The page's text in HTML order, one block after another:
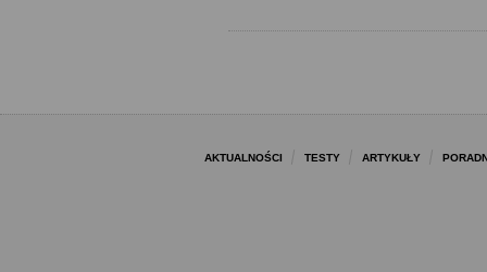
AKTUALNOŚCI TESTY ARTYKUŁY